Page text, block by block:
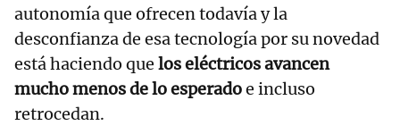
autonomía que ofrecen todavía y la
desconfianza de esa tecnología por su novedad
está haciendo que los eléctricos avancen
mucho menos de lo esperadoe incluso
retrocedan.